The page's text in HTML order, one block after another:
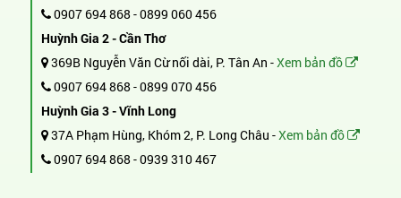
0907 694 868 -0899 060 456
Huỳnh Gia 2 - Cần Thơ
369B Nguyễn Văn Cừ nối dài, P. Tân An -Xem bản đồ
0907 694 868 -0899 070 456
Huỳnh Gia 3 - Vĩnh Long
37A Phạm Hùng, Khóm 2, P. Long Châu -Xem bản đồ
0907 694 868 -0939 310 467